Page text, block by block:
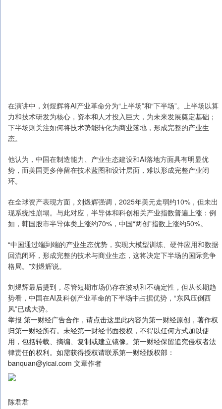
在演讲中，刘煜辉将AI产业革命分为“上半场”和“下半场”。上半场以算
力和技术研发为核心，资本和人才投入巨大，为未来发展奠定基础；
下半场则关注如何将技术势能转化为商业落地，形成完整的产业生
态。
他认为，中国在制造能力、产业生态建设和AI落地方面具有明显优
势，而美国更多停留在技术蓝图和设计层面，难以形成完整产业闭
环。
在全球资产表现方面，刘煜辉强调，2025年美元走弱约10%，但未出
现系统性崩塌。与此对应，半导体和科创相关产业指数普遍上涨：例
如，韩国股市半导体类上涨约70%，中国“两创”指数上涨约50%。
“中国通过端到端的产业生态优势，实现大模型训练、硬件应用和数据
回流闭环，形成完整的技术与商业生态，这将决定下半场的国际竞争
格局。”刘煜辉说。
刘煜辉最后提到，尽管短期市场仍存在波动和不确定性，但从长期趋
势看，中国在AI及科创产业革命的下半场中占据优势，“东风压倒西
风”已成大势。
举报 第一财经广告合作，请点击这里此内容为第一财经原创，著作权
归第一财经所有。未经第一财经书面授权，不得以任何方式加以使
用，包括转载、摘编、复制或建立镜像。第一财经保留追究侵权者法
律责任的权利。如需获得授权请联系第一财经版权部：
banquan@yicai.com 文章作者
陈君君